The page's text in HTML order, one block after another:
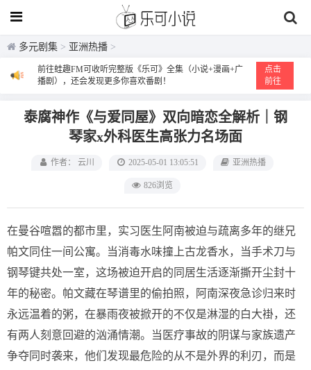
多元剧集 > 亚洲热播 >
前往蛙趣FM可收听完整版《乐可》全集（小说+漫画+广
播剧），还会发现更多你喜欢番剧！
点击
前往
泰腐神作《与爱同屋》双向暗恋全解析｜钢
琴家x外科医生高张力名场面
作者： 云川 2025-05-01 13:05:51 亚洲热播
826浏览
在曼谷喧嚣的都市里，实习医生阿南被迫与疏离多年的继兄
帕文同住一间公寓。当消毒水味撞上古龙香水，当手术刀与
钢琴键共处一室，这场被迫开启的同居生活逐渐撕开尘封十
年的秘密。帕文藏在琴谱里的偷拍照，阿南深夜急诊归来时
永远温着的粥，在暴雨夜被掀开的不仅是淋湿的白大褂，还
有两人刻意回避的汹涌情潮。当医疗事故的阴谋与家族遗产
争夺同时袭来，他们发现最危险的从不是外界的利刃，而是